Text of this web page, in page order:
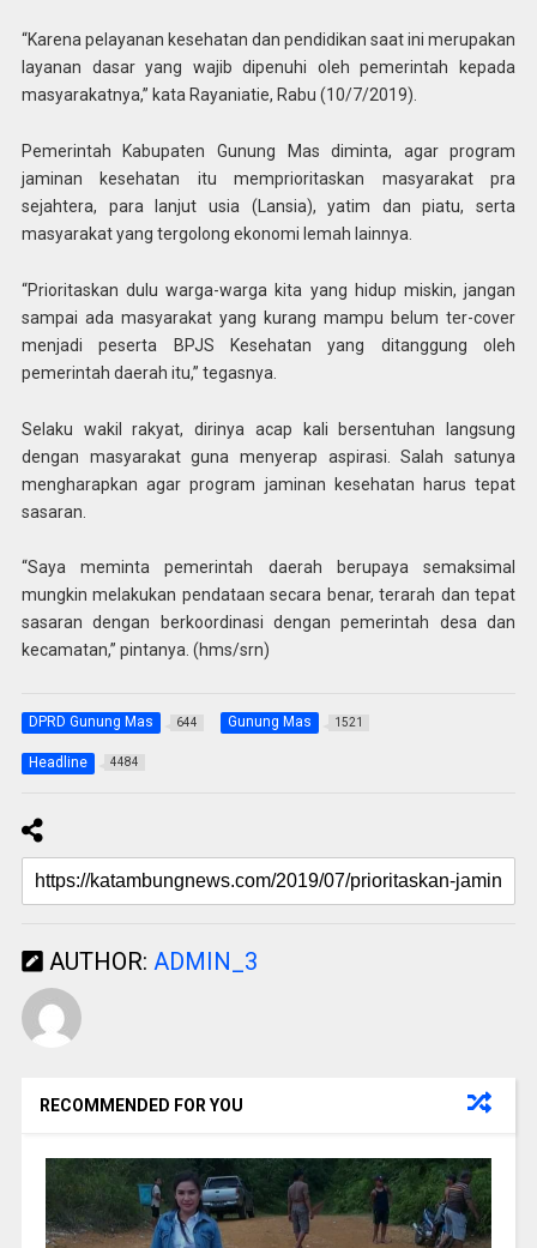
“Karena pelayanan kesehatan dan pendidikan saat ini merupakan
layanan dasar yang wajib dipenuhi oleh pemerintah kepada
masyarakatnya,” kata Rayaniatie, Rabu (10/7/2019).
Pemerintah Kabupaten Gunung Mas diminta, agar program
jaminan kesehatan itu memprioritaskan masyarakat pra
sejahtera, para lanjut usia (Lansia), yatim dan piatu, serta
masyarakat yang tergolong ekonomi lemah lainnya.
“Prioritaskan dulu warga-warga kita yang hidup miskin, jangan
sampai ada masyarakat yang kurang mampu belum ter-cover
menjadi peserta BPJS Kesehatan yang ditanggung oleh
pemerintah daerah itu,” tegasnya.
Selaku wakil rakyat, dirinya acap kali bersentuhan langsung
dengan masyarakat guna menyerap aspirasi. Salah satunya
mengharapkan agar program jaminan kesehatan harus tepat
sasaran.
“Saya meminta pemerintah daerah berupaya semaksimal
mungkin melakukan pendataan secara benar, terarah dan tepat
sasaran dengan berkoordinasi dengan pemerintah desa dan
kecamatan,” pintanya. (hms/srn)
DPRD Gunung Mas 644 Gunung Mas 1521
Headline 4484
AUTHOR: ADMIN_3
RECOMMENDED FOR YOU